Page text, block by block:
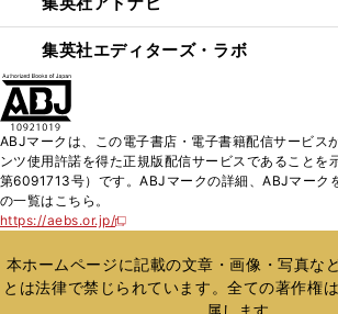
集英社エディターズ・ラボ
ABJマークは、この電子書店・電子書籍配信サービス
ンツ使用許諾を得た正規版配信サービスであることを
第6091713号）です。ABJマークの詳細、ABJマーク
の一覧はこちら。
https://aebs.or.jp/
新
い
ウ
ィ
本ホームページに記載の文章・画像・写真な
とは法律で禁じられています。全ての著作権